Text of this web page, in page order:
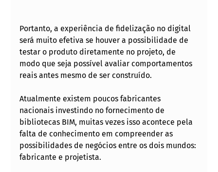
Portanto, a experiência de fidelização no digital
será muito efetiva se houver a possibilidade de
testar o produto diretamente no projeto, de
modo que seja possível avaliar comportamentos
reais antes mesmo de ser construído.
Atualmente existem poucos fabricantes
nacionais investindo no fornecimento de
bibliotecas BIM, muitas vezes isso acontece pela
falta de conhecimento em compreender as
possibilidades de negócios entre os dois mundos:
fabricante e projetista.